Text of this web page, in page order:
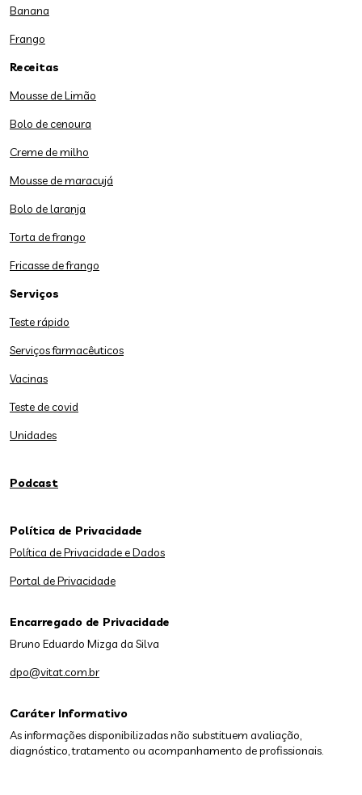
Banana
Frango
Receitas
Mousse de Limão
Bolo de cenoura
Creme de milho
Mousse de maracujá
Bolo de laranja
Torta de frango
Fricasse de frango
Serviços
Teste rápido
Serviços farmacêuticos
Vacinas
Teste de covid
Unidades
Podcast
Caráter Informativo
As informações disponibilizadas não substituem avaliação,
diagnóstico, tratamento ou acompanhamento de profissionais.
Política de Privacidade
Política de Privacidade e Dados
Portal de Privacidade
Encarregado de Privacidade
Bruno Eduardo Mizga da Silva
dpo@vitat.com.br